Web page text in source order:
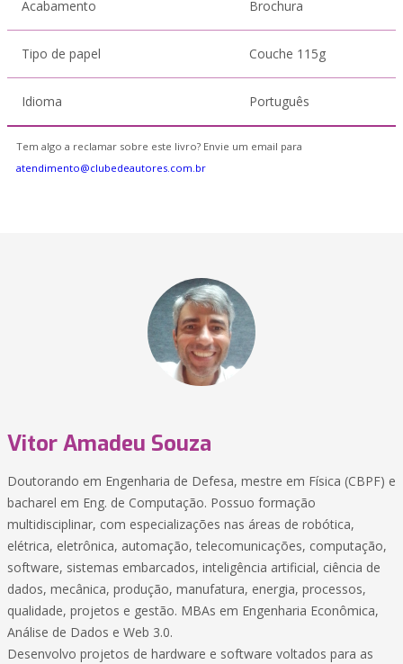
Acabamento Brochura
Tipo de papel Couche 115g
Idioma Português
Tem algo a reclamar sobre este livro? Envie um email para
atendimento@clubedeautores.com.br
Vitor Amadeu Souza
Doutorando em Engenharia de Defesa, mestre em Física (CBPF) e
bacharel em Eng. de Computação. Possuo formação
multidisciplinar, com especializações nas áreas de robótica,
elétrica, eletrônica, automação, telecomunicações, computação,
software, sistemas embarcados, inteligência artificial, ciência de
dados, mecânica, produção, manufatura, energia, processos,
qualidade, projetos e gestão. MBAs em Engenharia Econômica,
Análise de Dados e Web 3.0.
Desenvolvo projetos de hardware e software voltados para as